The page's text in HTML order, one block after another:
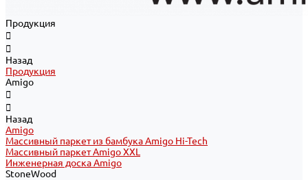
Продукция
Назад
Продукция
Amigo
Назад
Amigo
Массивный паркет из бамбука Amigo Hi-Tech
Массивный паркет Amigo XXL
Инженерная доска Amigo
StoneWood